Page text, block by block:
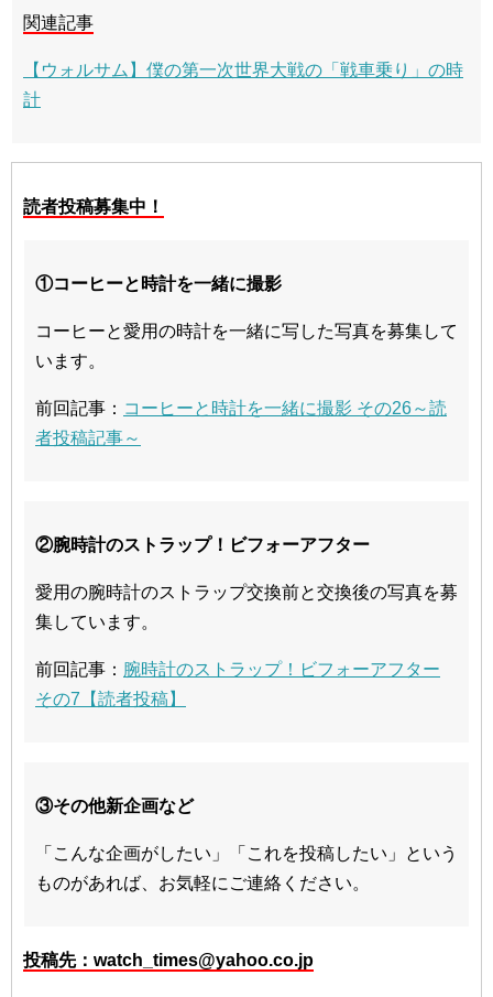
関連記事
【ウォルサム】僕の第一次世界大戦の「戦車乗り」の時
計
読者投稿募集中！
①コーヒーと時計を一緒に撮影
コーヒーと愛用の時計を一緒に写した写真を募集して
います。
前回記事： コーヒーと時計を一緒に撮影 その26～読
者投稿記事～
②腕時計のストラップ！ビフォーアフター
愛用の腕時計のストラップ交換前と交換後の写真を募
集しています。
前回記事： 腕時計のストラップ！ビフォーアフター
その7【読者投稿】
③その他新企画など
「こんな企画がしたい」「これを投稿したい」という
ものがあれば、お気軽にご連絡ください。
投稿先：watch_times@yahoo.co.jp